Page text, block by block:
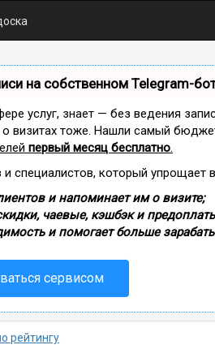
на собственном Telegram-
услуг, знает — без ведения
о визитах тоже. Нашли самый
первый месяц бесплатно.
специалистов, который упрощает
и напоминает им о визите;
чаевые, кэшбэк и
и помогает больше
сервисом
рейтингу